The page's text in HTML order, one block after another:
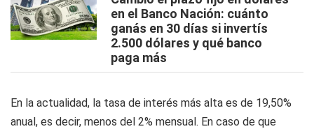
en el Banco Nación: cuánto
ganás en 30 días si invertís
2.500 dólares y qué banco
paga más
En la actualidad, la tasa de interés más alta es de 19,50%
anual, es decir, menos del 2% mensual. En caso de que